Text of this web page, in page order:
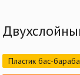
Пластик бас-